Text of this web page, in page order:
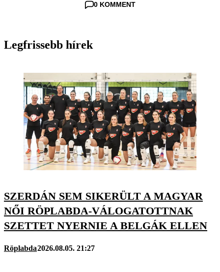
0 KOMMENT
Legfrissebb hírek
SZERDÁN SEM SIKERÜLT A MAGYAR
NŐI RÖPLABDA-VÁLOGATOTTNAK
SZETTET NYERNIE A BELGÁK ELLEN
Röplabda2026.08.05. 21:27